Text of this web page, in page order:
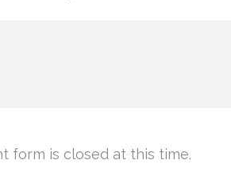
form is closed at this time.